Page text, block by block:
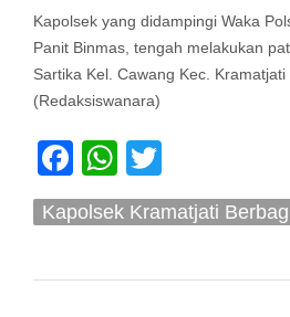
Kapolsek yang didampingi Waka
Panit Binmas, tengah melakukan
Sartika Kel. Cawang Kec. Kramatjati
(Redaksiswanara)
Facebook
WhatsApp
Kapolsek Kramatjati